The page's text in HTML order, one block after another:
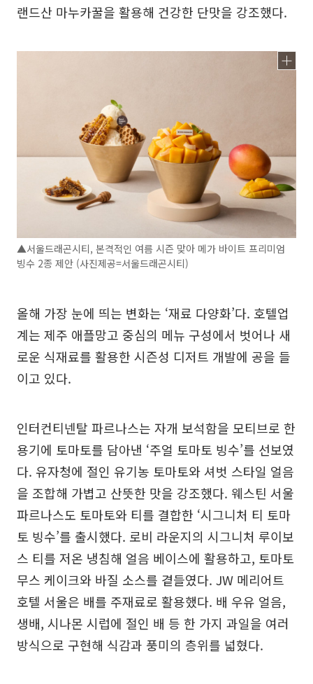
랜드산 마누카꿀을 활용해 건강한 단맛을 강조했다.
▲서울드래곤시티, 본격적인 여름 시즌 맞아 메가 바이트 프리미엄
빙수 2종 제안 (사진제공=서울드래곤시티)
올해 가장 눈에 띄는 변화는 ‘재료 다양화’다. 호텔업
계는 제주 애플망고 중심의 메뉴 구성에서 벗어나 새
로운 식재료를 활용한 시즌성 디저트 개발에 공을 들
이고 있다.
인터컨티넨탈 파르나스는 자개 보석함을 모티브로 한
용기에 토마토를 담아낸 ‘주얼 토마토 빙수’를 선보였
다. 유자청에 절인 유기농 토마토와 셔벗 스타일 얼음
을 조합해 가볍고 산뜻한 맛을 강조했다. 웨스틴 서울
파르나스도 토마토와 티를 결합한 ‘시그니처 티 토마
토 빙수’를 출시했다. 로비 라운지의 시그니처 루이보
스 티를 저온 냉침해 얼음 베이스에 활용하고, 토마토
무스 케이크와 바질 소스를 곁들였다. JW 메리어트
호텔 서울은 배를 주재료로 활용했다. 배 우유 얼음,
생배, 시나몬 시럽에 절인 배 등 한 가지 과일을 여러
방식으로 구현해 식감과 풍미의 층위를 넓혔다.